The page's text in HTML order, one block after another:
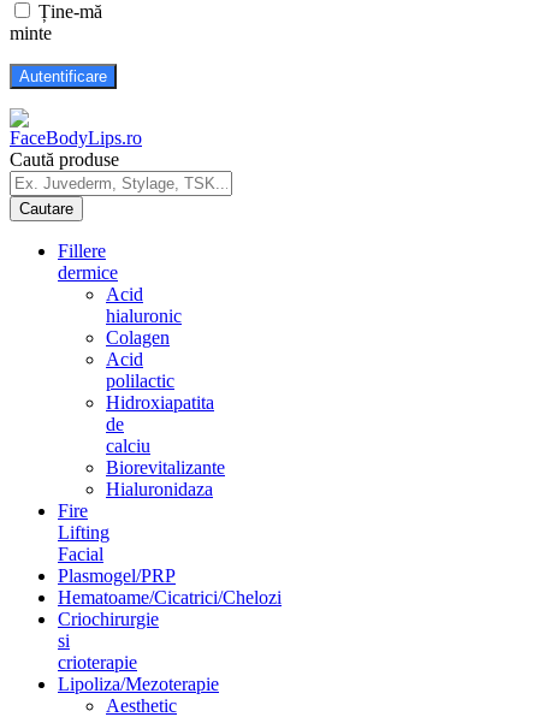
Ține-mă
minte
Caută produse
Fillere
dermice
Acid
hialuronic
Colagen
Acid
polilactic
Hidroxiapatita
de
calciu
Biorevitalizante
Hialuronidaza
Fire
Lifting
Facial
Plasmogel/PRP
Hematoame/Cicatrici/Chelozi
Criochirurgie
si
crioterapie
Lipoliza/Mezoterapie
Aesthetic